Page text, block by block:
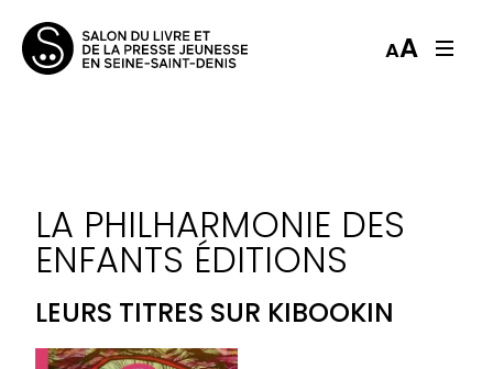
AA
LA PHILHARMONIE DES
ENFANTS ÉDITIONS
LEURS TITRES SUR KIBOOKIN